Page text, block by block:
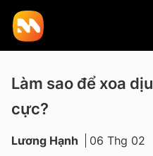
Làm sao để xoa
cực?
Lương Hạnh 06 Thg 02